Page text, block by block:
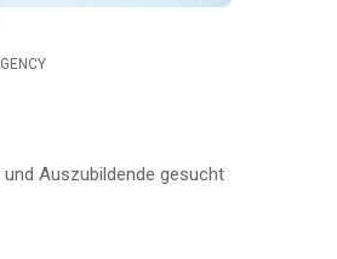
Auszubildende gesucht